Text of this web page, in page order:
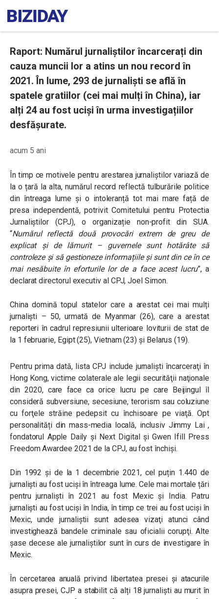
Raport: Numărul jurnaliștilor încarcerați din
cauza muncii lor a atins un nou record în
2021. În lume, 293 de jurnaliști se află în
spatele gratiilor (cei mai mulți în China), iar
alți 24 au fost uciși în urma investigațiilor
desfășurate.
acum 5 ani
În timp ce motivele pentru arestarea jurnaliștilor variază de
la o țară la alta, numărul record reflectă tulburările politice
din întreaga lume și o intoleranță tot mai mare față de
presa independentă, potrivit Comitetului pentru Protectia
Jurnaliștilor (CPJ), o organizație non-profit din SUA.
“Numărul reflectă două provocări extrem de greu de
explicat și de lămurit – guvernele sunt hotărâte să
controleze și să gestioneze informațiile și sunt din ce în ce
mai nesăbuite în eforturile lor de a face acest lucru”, a
declarat directorul executiv al CPJ, Joel Simon.
China domină topul statelor care a arestat cei mai mulți
jurnaliști – 50, urmată de Myanmar (26), care a arestat
reporteri în cadrul represiunii ulterioare loviturii de stat de
la 1 februarie, Egipt (25), Vietnam (23) şi Belarus (19).
Pentru prima dată, lista CPJ include jurnalişti încarceraţi în
Hong Kong, victime colaterale ale legii securităţii naţionale
din 2020, care face ca orice lucru pe care Beijingul îl
consideră subversiune, secesiune, terorism sau coluziune
cu forţele străine pedepsit cu închisoare pe viaţă. Opt
personalități din mass-media locală, inclusiv Jimmy Lai ,
fondatorul Apple Daily și Next Digital și Gwen Ifill Press
Freedom Awardee 2021 de la CPJ, au fost închiși.
Din 1992 și de la 1 decembrie 2021, cel puțin 1.440 de
jurnaliști au fost uciși în întreaga lume. Cele mai mortale țări
pentru jurnaliști în 2021 au fost Mexic și India. Patru
jurnalişti au fost ucişi în India, în timp ce trei au fost ucişi în
Mexic, unde jurnaliştii sunt adesea vizaţi atunci când
investighează bandele criminale sau oficialii corupţi. Alte
șase decese ale jurnaliştilor sunt în curs de investigare în
Mexic.
În cercetarea anuală privind libertatea presei și atacurile
asupra presei, CJP a stabilit că alți 18 jurnaliști au murit în